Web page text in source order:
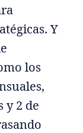
Y
los
y 2 de